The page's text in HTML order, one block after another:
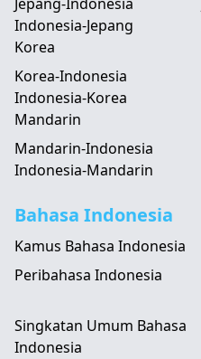
Indonesia-Jepang
Korea
Korea-Indonesia
Indonesia-Korea
Mandarin
Mandarin-Indonesia
Indonesia-Mandarin
Bahasa Indonesia
Kamus Bahasa Indonesia
Peribahasa Indonesia
Singkatan Umum Bahasa
Indonesia